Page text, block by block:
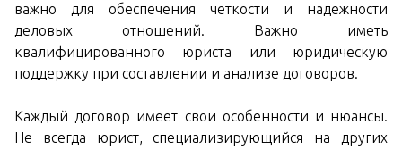
важно для обеспечения четкости и надежности
деловых отношений. Важно иметь
квалифицированного юриста или юридическую
поддержку при составлении и анализе договоров.
Каждый договор имеет свои особенности и нюансы.
Не всегда юрист, специализирующийся на других